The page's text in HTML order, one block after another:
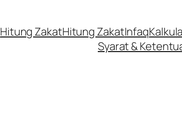
Hitung ZakatHitung ZakatInfaq
Syarat &